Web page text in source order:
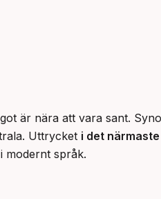
är nära att vara sant.
Uttrycket i det närmaste
modernt språk.